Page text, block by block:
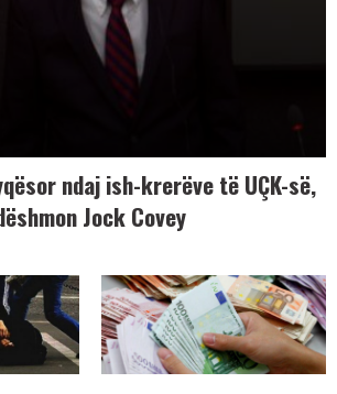
ndaj ish-krerëve të UÇK-së,
Jock Covey